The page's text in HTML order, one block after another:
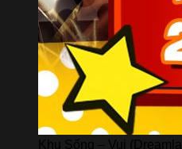
Khu Sống – Vui